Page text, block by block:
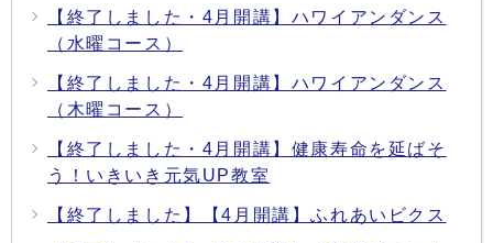
【終了しました・4月開講】ハワイアンダンス
（水曜コース）
【終了しました・4月開講】ハワイアンダンス
（木曜コース）
【終了しました・4月開講】健康寿命を延ばそ
う！いきいき元気UP教室
【終了しました】【4月開講】ふれあいビクス